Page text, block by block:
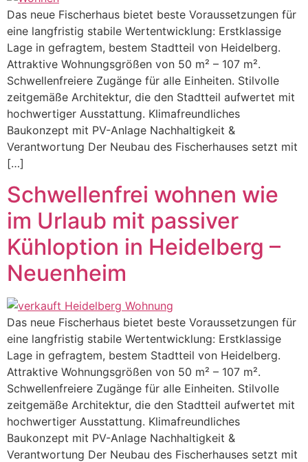
Das neue Fischerhaus bietet beste Voraussetzungen für
eine langfristig stabile Wertentwicklung: Erstklassige
Lage in gefragtem, bestem Stadtteil von Heidelberg.
Attraktive Wohnungsgrößen von 50 m² – 107 m².
Schwellenfreiere Zugänge für alle Einheiten. Stilvolle
zeitgemäße Architektur, die den Stadtteil aufwertet mit
hochwertiger Ausstattung. Klimafreundliches
Baukonzept mit PV-Anlage Nachhaltigkeit &
Verantwortung Der Neubau des Fischerhauses setzt mit
[…]
Schwellenfrei wohnen wie
im Urlaub mit passiver
Kühloption in Heidelberg –
Neuenheim
Das neue Fischerhaus bietet beste Voraussetzungen für
eine langfristig stabile Wertentwicklung: Erstklassige
Lage in gefragtem, bestem Stadtteil von Heidelberg.
Attraktive Wohnungsgrößen von 50 m² – 107 m².
Schwellenfreiere Zugänge für alle Einheiten. Stilvolle
zeitgemäße Architektur, die den Stadtteil aufwertet mit
hochwertiger Ausstattung. Klimafreundliches
Baukonzept mit PV-Anlage Nachhaltigkeit &
Verantwortung Der Neubau des Fischerhauses setzt mit